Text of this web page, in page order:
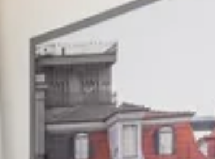
PROMOCIONES
SPA Y GYM
ROOFTOP